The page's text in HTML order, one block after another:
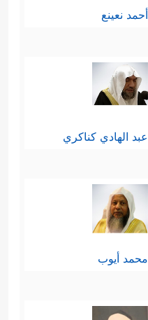
أحمد نعينع
عبد الهادي كناكري
محمد أيوب